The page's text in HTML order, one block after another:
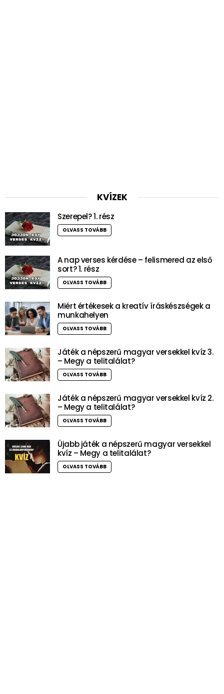
KVÍZEK
Szerepel? 1. rész
OLVASS TOVÁBB
A nap verses kérdése – felismered az első
sort? 1. rész
OLVASS TOVÁBB
Miért értékesek a kreatív íráskészségek a
munkahelyen
OLVASS TOVÁBB
Játék a népszerű magyar versekkel kvíz 3.
– Megy a telitalálat?
OLVASS TOVÁBB
Játék a népszerű magyar versekkel kvíz 2.
– Megy a telitalálat?
OLVASS TOVÁBB
Újabb játék a népszerű magyar versekkel
kvíz – Megy a telitalálat?
OLVASS TOVÁBB